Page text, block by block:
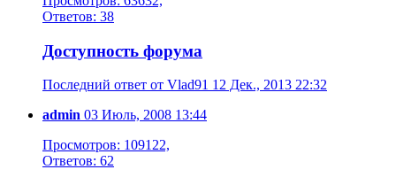
Ответов: 38
Доступность форума
Последний ответ от Vlad91 12 Дек., 2013 22:32
admin 03 Июль, 2008 13:44
Просмотров: 109122,
Ответов: 62